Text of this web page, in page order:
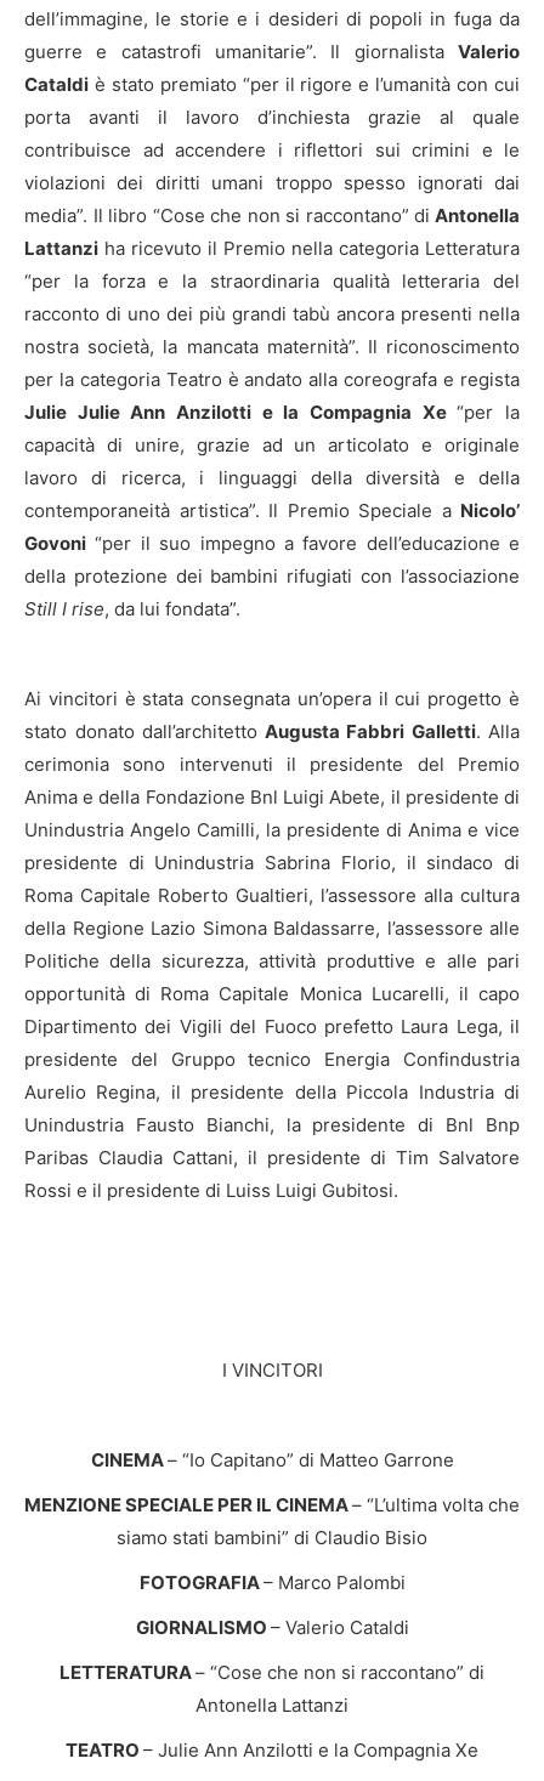
dell’immagine, le storie e i desideri di popoli in fuga da
guerre e catastrofi umanitarie”. Il giornalista Valerio
Cataldi è stato premiato “per il rigore e l’umanità con cui
porta avanti il lavoro d’inchiesta grazie al quale
contribuisce ad accendere i riflettori sui crimini e le
violazioni dei diritti umani troppo spesso ignorati dai
media”. Il libro “Cose che non si raccontano” di Antonella
Lattanzi ha ricevuto il Premio nella categoria Letteratura
“per la forza e la straordinaria qualità letteraria del
racconto di uno dei più grandi tabù ancora presenti nella
nostra società, la mancata maternità”. Il riconoscimento
per la categoria Teatro è andato alla coreografa e regista
Julie Julie Ann Anzilotti e la Compagnia Xe“per la
capacità di unire, grazie ad un articolato e originale
lavoro di ricerca, i linguaggi della diversità e della
contemporaneità artistica”. Il Premio Speciale a Nicolo’
Govoni “per il suo impegno a favore dell’educazione e
della protezione dei bambini rifugiati con l’associazione
Still I rise, da lui fondata”.
Ai vincitori è stata consegnata un’opera il cui progetto è
stato donato dall’architetto Augusta Fabbri Galletti. Alla
cerimonia sono intervenuti il presidente del Premio
Anima e della Fondazione Bnl Luigi Abete, il presidente di
Unindustria Angelo Camilli, la presidente di Anima e vice
presidente di Unindustria Sabrina Florio, il sindaco di
Roma Capitale Roberto Gualtieri, l’assessore alla cultura
della Regione Lazio Simona Baldassarre, l’assessore alle
Politiche della sicurezza, attività produttive e alle pari
opportunità di Roma Capitale Monica Lucarelli, il capo
Dipartimento dei Vigili del Fuoco prefetto Laura Lega, il
presidente del Gruppo tecnico Energia Confindustria
Aurelio Regina, il presidente della Piccola Industria di
Unindustria Fausto Bianchi, la presidente di Bnl Bnp
Paribas Claudia Cattani, il presidente di Tim Salvatore
Rossi e il presidente di Luiss Luigi Gubitosi.
I VINCITORI
CINEMA– “Io Capitano” di Matteo Garrone
MENZIONE SPECIALE PER IL CINEMA– “L’ultima volta che
siamo stati bambini” di Claudio Bisio
FOTOGRAFIA– Marco Palombi
GIORNALISMO – Valerio Cataldi
LETTERATURA– “Cose che non si raccontano” di
Antonella Lattanzi
TEATRO – Julie Ann Anzilotti e la Compagnia Xe